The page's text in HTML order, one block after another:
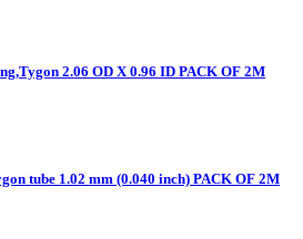
2.06 OD X 0.96 ID PACK OF 2M
tube 1.02 mm (0.040 inch) PACK OF 2M